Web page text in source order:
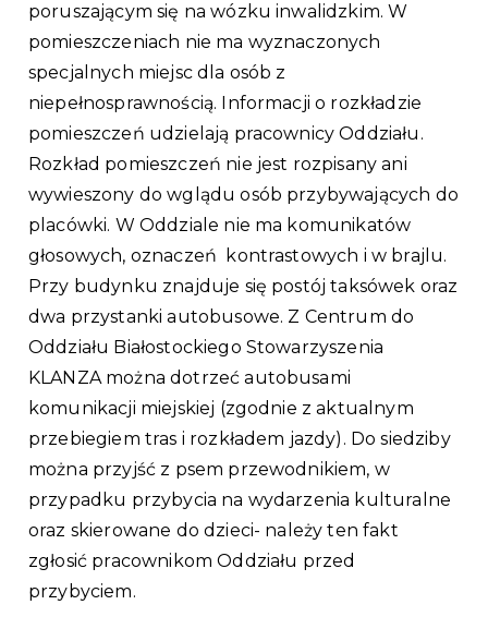
poruszającym się na wózku inwalidzkim. W
pomieszczeniach nie ma wyznaczonych
specjalnych miejsc dla osób z
niepełnosprawnością. Informacji o rozkładzie
pomieszczeń udzielają pracownicy Oddziału.
Rozkład pomieszczeń nie jest rozpisany ani
wywieszony do wglądu osób przybywających do
placówki. W Oddziale nie ma komunikatów
głosowych, oznaczeń kontrastowych i w brajlu.
Przy budynku znajduje się postój taksówek oraz
dwa przystanki autobusowe. Z Centrum do
Oddziału Białostockiego Stowarzyszenia
KLANZA można dotrzeć autobusami
komunikacji miejskiej (zgodnie z aktualnym
przebiegiem tras i rozkładem jazdy). Do siedziby
można przyjść z psem przewodnikiem, w
przypadku przybycia na wydarzenia kulturalne
oraz skierowane do dzieci- należy ten fakt
zgłosić pracownikom Oddziału przed
przybyciem.